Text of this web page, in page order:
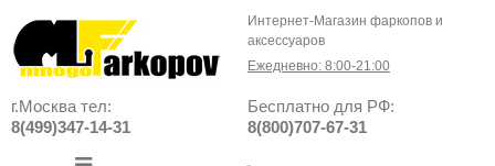
Интернет-Магазин фаркопов и
аксессуаров
Ежедневно: 8:00-21:00
г.Москва тел:
8(499)347-14-31
Бесплатно для РФ:
8(800)707-67-31